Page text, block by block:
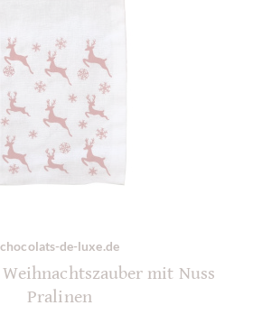
chocolats-de-luxe.de
Weihnachtszauber mit Nuss
Pralinen